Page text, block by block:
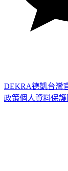
DEKRA德凱台灣
政策個人資料保護